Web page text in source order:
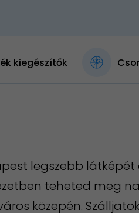
kiegészítők
legszebb látképét
teheted meg
közepén.